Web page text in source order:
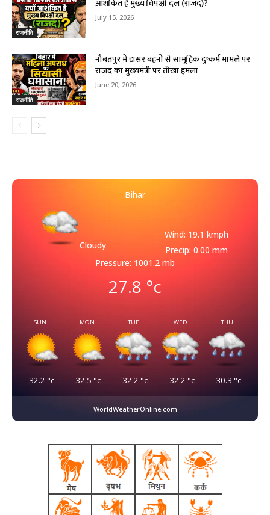
राजनीति
आशंकित है मुख्य विपक्षी दल (राजद)?
July 15, 2026
राजनीति
नौबतपुर में डांसर बहनों से सामूहिक दुष्कर्म मामले पर
राजद का मुख्यमंत्री पर तीखा हमला
June 20, 2026
Bihar
Cloudy
Wind: 19.1 kmph
Precip: 0.00 mm
Pressure: 1001.2 mb
27.8 °c
SUN
32.2 °c
MON
32.5 °c
TUE
32.2 °c
WED
32.2 °c
THU
30.3 °c
WorldWeatherOnline.com